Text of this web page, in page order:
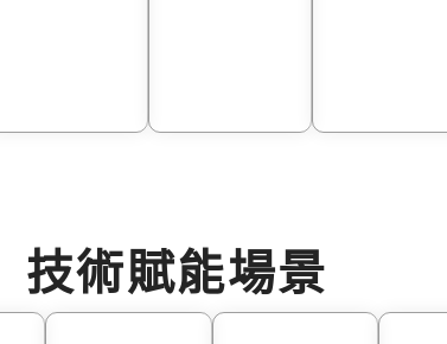
技術賦能場景